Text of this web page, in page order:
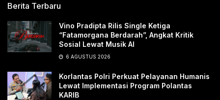
Berita Terbaru
Vino Pradipta Rilis Single Ketiga
“Fatamorgana Berdarah”, Angkat Kritik
Sosial Lewat Musik AI
6 AGUSTUS 2026
Korlantas Polri Perkuat Pelayanan Humanis
Lewat Implementasi Program Polantas
KARIB